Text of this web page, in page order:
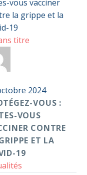
2024
VOUS :
VOUS
CONTRE
ET LA
19